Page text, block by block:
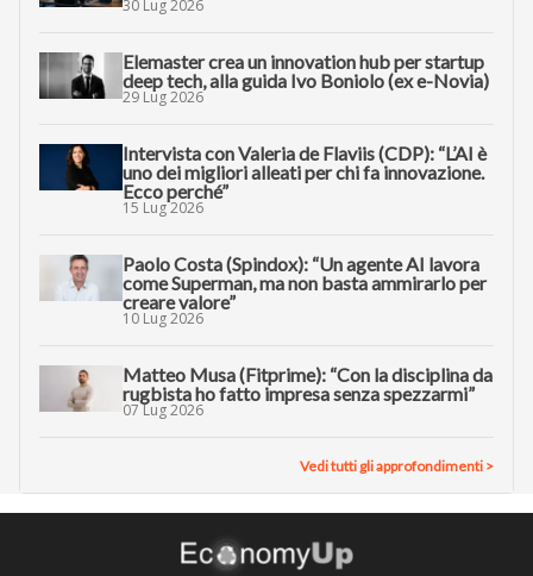
30 Lug 2026
Elemaster crea un innovation hub per startup
deep tech, alla guida Ivo Boniolo (ex e-Novia)
29 Lug 2026
Intervista con Valeria de Flaviis (CDP): “L’AI è
uno dei migliori alleati per chi fa innovazione.
Ecco perché”
15 Lug 2026
Paolo Costa (Spindox): “Un agente AI lavora
come Superman, ma non basta ammirarlo per
creare valore”
10 Lug 2026
Matteo Musa (Fitprime): “Con la disciplina da
rugbista ho fatto impresa senza spezzarmi”
07 Lug 2026
Vedi tutti gli approfondimenti >